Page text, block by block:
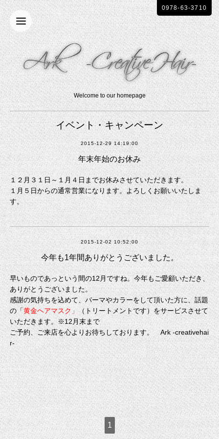
Welcome to our homepage
0978-63-3710
イベント・キャンペーン
2015-12-29 14:19:00
年末年始のお休み
１２月３１日～１月４日までお休みさせていただきます。
１月５日からの通常営業になります。よろしくお願いいたしま
す。
2015-12-02 10:52:00
今年も1年間ありがとうございました。
早いものであっという間の12月ですね。今年もご愛顧いただき、
ありがとうございました。
感謝の気持ちを込めて、パーマやカラーをして頂いた方に、話題
の「黄金ヘアマスク」 （トリートメントです）をサービスさせて
いただきます。※12月末まで
ご予約、ご来店を心よりお待ちしております。 Ark -creativehai
r-
1